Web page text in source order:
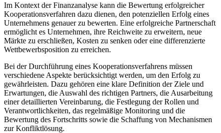
Im Kontext der Finanzanalyse kann die Bewertung erfolgreicher
Kooperationsverfahren dazu dienen, den potenziellen Erfolg eines
Unternehmens genauer zu bewerten. Eine erfolgreiche Partnerschaft
ermöglicht es Unternehmen, ihre Reichweite zu erweitern, neue
Märkte zu erschließen, Kosten zu senken oder eine differenzierte
Wettbewerbsposition zu erreichen.
Bei der Durchführung eines Kooperationsverfahrens müssen
verschiedene Aspekte berücksichtigt werden, um den Erfolg zu
gewährleisten. Dazu gehören eine klare Definition der Ziele und
Erwartungen, die Auswahl des richtigen Partners, die Ausarbeitung
einer detaillierten Vereinbarung, die Festlegung der Rollen und
Verantwortlichkeiten, das regelmäßige Monitoring und die
Bewertung des Fortschritts sowie die Schaffung von Mechanismen
zur Konfliktlösung.